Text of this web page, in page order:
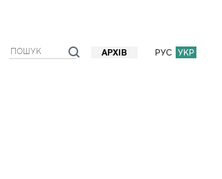
РУС УКР
АРХІВ